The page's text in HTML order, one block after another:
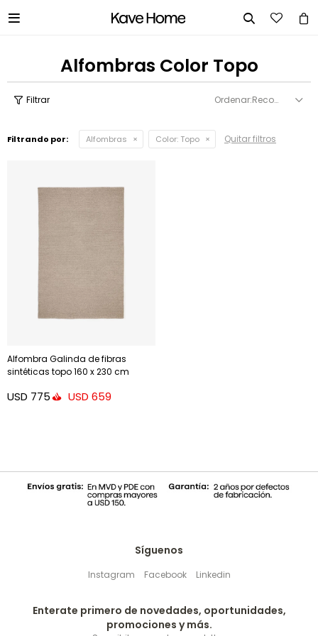
 
Alfombras Color Topo
Recomendados
Filtrando por: Alfombras Color: Topo Quitar filtros
Alfombra Galinda de fibras
sintéticas topo 160 x 230 cm
USD 775 USD 659
Síguenos
Instagram Facebook Linkedin
Enterate primero de novedades, oportunidades,
promociones y más.